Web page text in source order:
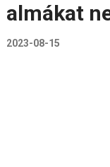
almákat
2023-08-15